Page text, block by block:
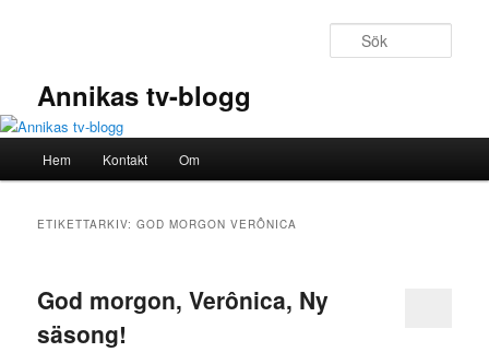
Annikas tv-blogg
Hem Kontakt Om
ETIKETTARKIV:GOD MORGON VERÔNICA
God morgon, Verônica, Ny
säsong!